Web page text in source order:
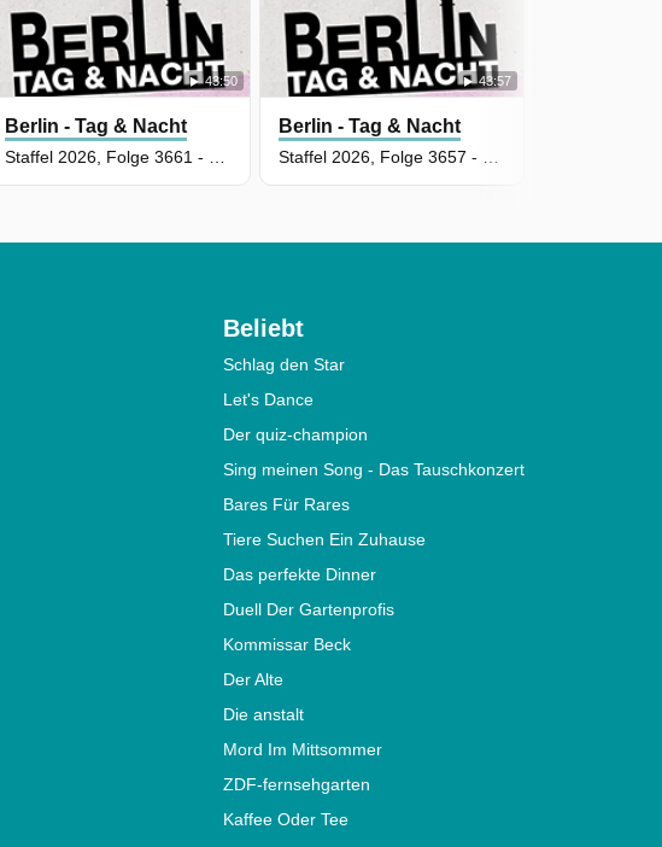
43:50
Berlin - Tag & Nacht
43:57
Berlin - Tag & Nacht
Beliebt
Schlag den Star
Let's Dance
Der quiz-champion
Sing meinen Song - Das Tauschkonzert
Bares Für Rares
Tiere Suchen Ein Zuhause
Das perfekte Dinner
Duell Der Gartenprofis
Kommissar Beck
Der Alte
Die anstalt
Mord Im Mittsommer
ZDF-fernsehgarten
Kaffee Oder Tee